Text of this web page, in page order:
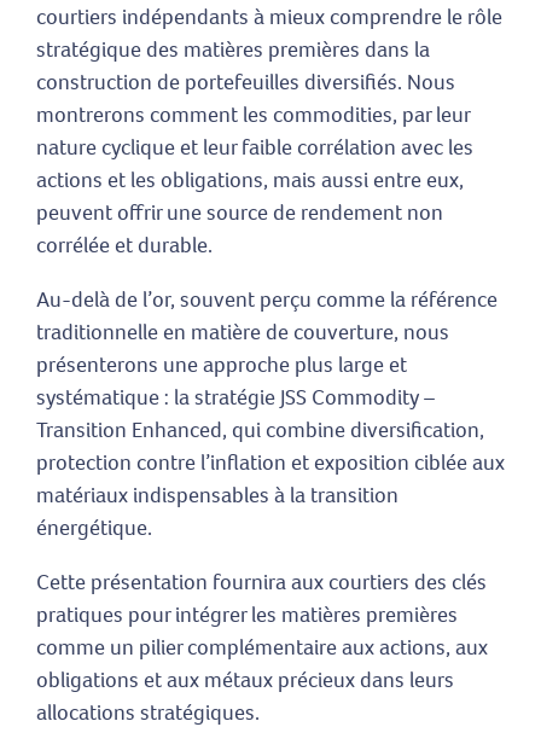
courtiers indépendants à mieux comprendre le rôle
stratégique des matières premières dans la
construction de portefeuilles diversifiés. Nous
montrerons comment les commodities, par leur
nature cyclique et leur faible corrélation avec les
actions et les obligations, mais aussi entre eux,
peuvent offrir une source de rendement non
corrélée et durable.
Au-delà de l’or, souvent perçu comme la référence
traditionnelle en matière de couverture, nous
présenterons une approche plus large et
systématique : la stratégie JSS Commodity –
Transition Enhanced, qui combine diversification,
protection contre l’inflation et exposition ciblée aux
matériaux indispensables à la transition
énergétique.
Cette présentation fournira aux courtiers des clés
pratiques pour intégrer les matières premières
comme un pilier complémentaire aux actions, aux
obligations et aux métaux précieux dans leurs
allocations stratégiques.